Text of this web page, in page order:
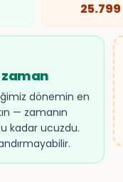
25.799
dönemin en
— zamanın
kadar ucuzdu.